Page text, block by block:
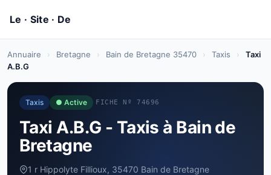
Annuaire › Bretagne › Bain de Bretagne 35470 › Taxis ›
Taxi
A.B.G
Taxis ● Active FICHE Nº 74696
Taxi A.B.G - Taxis à Bain de
Bretagne
1 r Hippolyte Fillioux, 35470 Bain de Bretagne